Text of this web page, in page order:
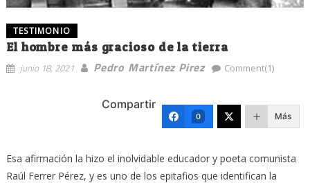
TESTIMONIO
El hombre más gracioso de la tierra
junio 18, 2021 Pedro Martínez Pirez Comment(1)
Compartir
0 Más
Esa afirmación la hizo el inolvidable educador y poeta comunista
Raúl Ferrer Pérez, y es uno de los epitafios que identifican la